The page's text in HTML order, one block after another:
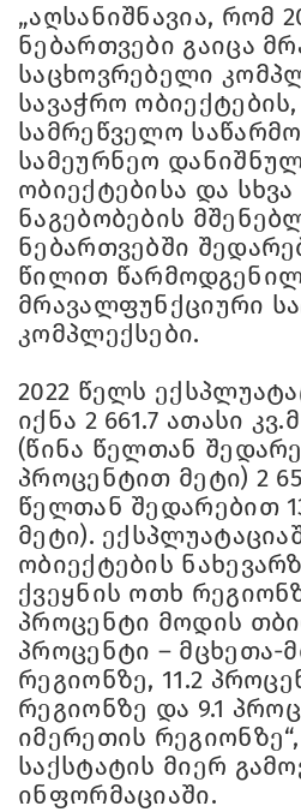
„აღსანიშნავია, რომ
ნებართვები გაიცა
საცხოვრებელი
სავაჭრო
სამრეწველო
სამეურნეო
ობიექტებისა და
ნაგებობების
ნებართვებში
წილით
მრავალფუნქციური
კომპლექსები.
2022 წელს
იქნა 2 661.7 ათასი
(წინა წელთან
პროცენტით მეტი) 2
წელთან შედარებით
მეტი).
ობიექტების
ქვეყნის ოთხ
პროცენტი მოდის
პროცენტი – მცხეთა-
რეგიონზე, 11.2
რეგიონზე და 9.1
იმერეთის
საქსტატის მიერ
ინფორმაციაში.